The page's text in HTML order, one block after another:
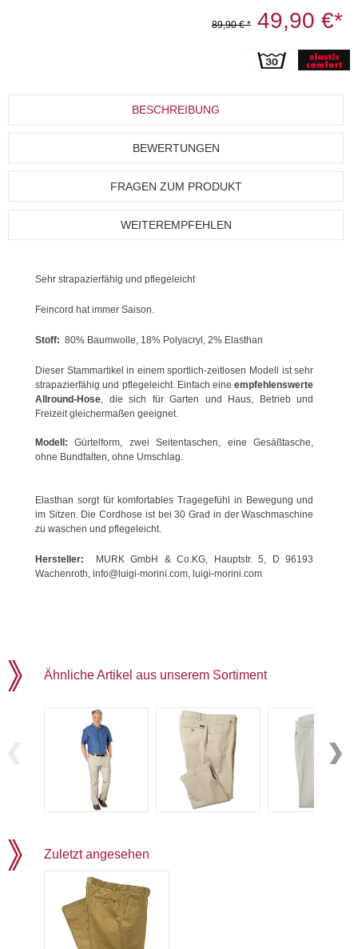
89,90 € * 49,90 €*
BESCHREIBUNG
BEWERTUNGEN
FRAGEN ZUM PRODUKT
WEITEREMPFEHLEN
Sehr strapazierfähig und pflegeleicht
Feincord hat immer Saison.
Stoff: 80% Baumwolle, 18% Polyacryl, 2% Elasthan
Dieser Stammartikel in einem sportlich-zeitlosen Modell ist sehr
strapazierfähig und pflegeleicht. Einfach eineempfehlenswerte
Allround-Hose , die sich für Garten und Haus, Betrieb und
Freizeit gleichermaßen geeignet.
Modell: Gürtelform, zwei Seitentaschen, eine Gesäßtasche,
ohne Bundfalten, ohne Umschlag.
Elasthan sorgt für komfortables Tragegefühl in Bewegung und
im Sitzen. Die Cordhose ist bei 30 Grad in der Waschmaschine
zu waschen und pflegeleicht.
Hersteller: MURK GmbH & Co.KG, Hauptstr. 5, D 96193
Wachenroth, info@luigi-morini.com, luigi-morini.com
Ähnliche Artikel aus unserem Sortiment
Zuletzt angesehen